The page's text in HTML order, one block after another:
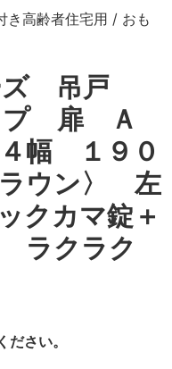
き高齢者住宅用 / おも
ズ 吊戸
プ 扉 Ａ
幅 １９０
ウン〉 左
クカマ錠＋
ラクラク
さい。